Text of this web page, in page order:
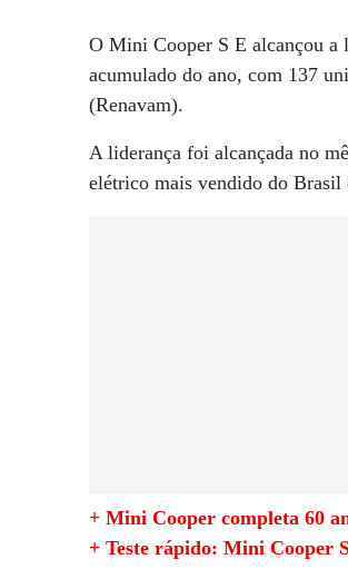
O Mini Cooper S E alcançou a
acumulado do ano, com 137
(Renavam).
A liderança foi alcançada no
elétrico mais vendido do Brasil
+ Mini Cooper completa 60
+ Teste rápido: Mini Cooper